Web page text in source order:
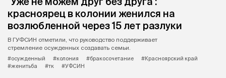
красноярец в колонии женился на
возлюбленной через 15 лет разлуки
В ГУФСИН отметили, что руководство поддерживает
стремление осужденных создавать семьи.
#осужденный
#колония #бракосочетание
#Красноярский край
#женитьба
#тк #УФСИН